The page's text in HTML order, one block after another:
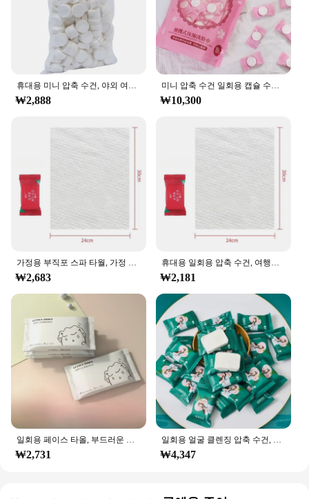
휴대용 미니 압축 수건, 야외 여행용 일회용 동전 티슈, 압축 수건, 바베큐 야외 캠핑, 20 개, 50 개
₩2,888
미니 압축 수건 일회용 캡슐 수건, 매직 페이스 케어 태블릿, 야외 여행 천, 종이 티슈, 10-100 개
₩10,300
가정용 부직포 스파 타월, 가정 및 정원, 야외 비치 타월, 압축수, 젖은 사우나, 여행용 물티슈, 욕실 액세서리
₩2,683
휴대용 일회용 압축 수건, 여행용 부직포 수건, 물티슈, 야외 물티슈, 가정용 목욕 가운
₩2,181
일회용 페이스 타올, 부드러운 개별 포켓 페이퍼 티슈, 페이셜 클렌징, 습식 건식 메이크업 와이프, 티슈 손수건, 20 개/백
₩2,731
일회용 얼굴 클렌징 압축 수건, 여행 사탕, 두꺼운 페이셜 티슈, 20 개/봉지
₩4,347